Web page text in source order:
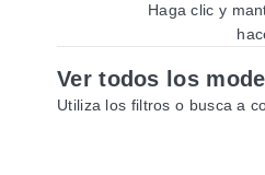
Haga clic y
Ver todos los
Utiliza los filtros o busca a